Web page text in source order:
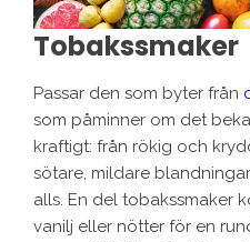
Tobakssmaker
Passar den som byter från
som påminner om det
kraftigt: från rökig och
sötare, mildare
alls. En del tobakssmaker
vanilj eller nötter för en